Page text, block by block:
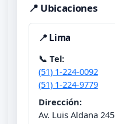
📍 Ubicaciones
📍 Lima
📞 Tel:
(51) 1-224-0092
(51) 1-224-9779
Dirección:
Av. Luis Aldana 245